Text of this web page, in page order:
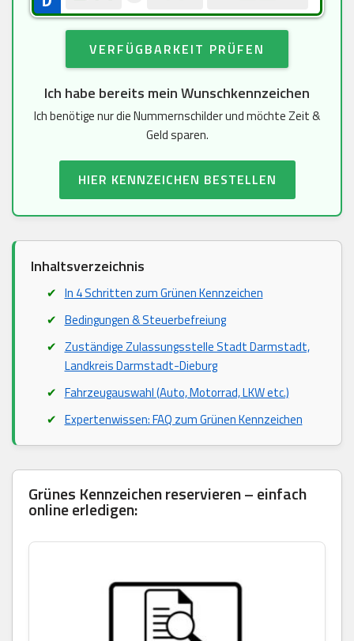
VERFÜGBARKEIT PRÜFEN
Ich habe bereits mein Wunschkennzeichen
Ich benötige nur die Nummernschilder und möchte Zeit &
Geld sparen.
HIER KENNZEICHEN BESTELLEN
Inhaltsverzeichnis
In 4 Schritten zum Grünen Kennzeichen
Bedingungen & Steuerbefreiung
Zuständige Zulassungsstelle Stadt Darmstadt,
Landkreis Darmstadt-Dieburg
Fahrzeugauswahl (Auto, Motorrad, LKW etc.)
Expertenwissen: FAQ zum Grünen Kennzeichen
Grünes Kennzeichen reservieren – einfach
online erledigen: